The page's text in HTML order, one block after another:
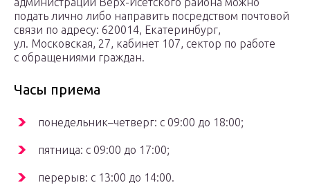
подать лично либо направить посредством почтовой
связи по адресу: 620014, Екатеринбург,
ул. Московская, 27, кабинет 107, сектор по работе
с обращениями граждан.
Часы приема
понедельник–четверг: с 09:00 до 18:00;
пятница: с 09:00 до 17:00;
перерыв: с 13:00 до 14:00.